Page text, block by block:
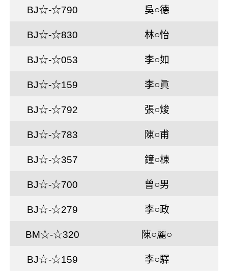
BJ☆-☆790 吳○德
BJ☆-☆830 林○怡
BJ☆-☆053 李○如
BJ☆-☆159 李○眞
BJ☆-☆792 張○焌
BJ☆-☆783 陳○甫
BJ☆-☆357 鐘○棟
BJ☆-☆700 曾○男
BJ☆-☆279 李○政
BM☆-☆320 陳○麗○
BJ☆-☆159 李○驛